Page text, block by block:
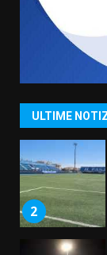
ULTIME
1
2